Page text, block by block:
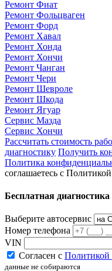
Ремонт Фиат
Ремонт Фольцваген
Ремонт Форд
Ремонт Хавал
Ремонт Хонда
Ремонт Хончи
Ремонт Чанган
Ремонт Чери
Ремонт Шевроле
Ремонт Шкода
Ремонт Ягуар
Сервис Мазда
Сервис Хончи
Рассчитать стоимость
диагностику Получить
Политика
соглашаетесь с
Бесплатная диагностика
Выберите автосервис
Номер телефона
VIN
Согласен с Политикой
данные не собираются